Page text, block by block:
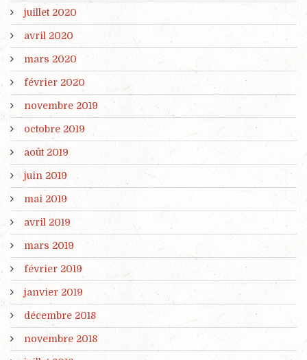
juillet 2020
avril 2020
mars 2020
février 2020
novembre 2019
octobre 2019
août 2019
juin 2019
mai 2019
avril 2019
mars 2019
février 2019
janvier 2019
décembre 2018
novembre 2018